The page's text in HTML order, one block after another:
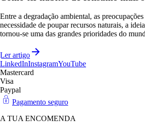
Entre a degradação ambiental, as
necessidade de poupar recursos naturais, a
tornou-se uma das grandes prioridades do
Ler artigo
LinkedInInstagramYouTube
Mastercard
Visa
Paypal
Pagamento seguro
A TUA ENCOMENDA